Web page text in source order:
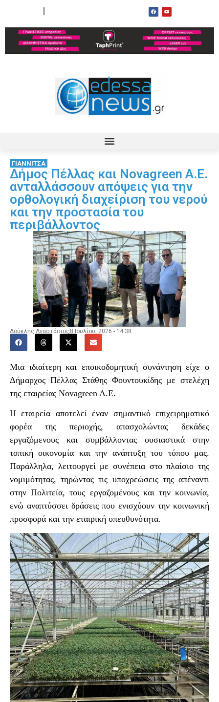
ΓΙΑΝΝΙΤΣΑ
Δήμος Πέλλας και Novagreen A.E.
ανταλλάσσουν απόψεις για την
ορθολογική διαχείριση του νερού
και την προστασία του
περιβάλλοντος
Δούκλης Αναστάσιος 8 Ιουλίου, 2026 - 14:38
Μια ιδιαίτερη και εποικοδομητική συνάντηση είχε ο
Δήμαρχος Πέλλας Στάθης Φουντουκίδης με στελέχη
της εταιρείας Νovagreen A.E.
Η εταιρεία αποτελεί έναν σημαντικό επιχειρηματικό
φορέα της περιοχής, απασχολώντας δεκάδες
εργαζόμενους και συμβάλλοντας ουσιαστικά στην
τοπική οικονομία και την ανάπτυξη του τόπου μας.
Παράλληλα, λειτουργεί με συνέπεια στο πλαίσιο της
νομιμότητας, τηρώντας τις υποχρεώσεις της απέναντι
στην Πολιτεία, τους εργαζομένους και την κοινωνία,
ενώ αναπτύσσει δράσεις που ενισχύουν την κοινωνική
προσφορά και την εταιρική υπευθυνότητα.